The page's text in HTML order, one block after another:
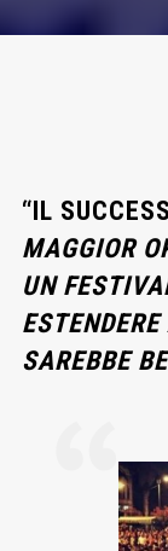
“IL
MAGGIOR
UN
SAREBBE